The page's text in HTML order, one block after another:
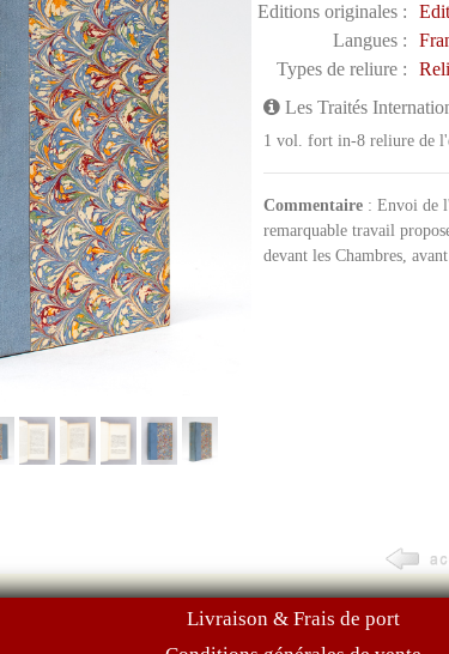
Editions originales :
Langues :
Types de reliure :
Les Traités
1 vol. fort in-8 reliure de
Commentaire: Envoi de
remarquable travail
devant les Chambres,
Livraison & Frais de port